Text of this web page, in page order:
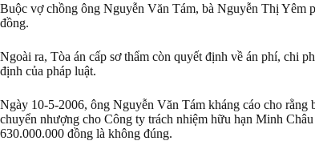
Buộc vợ chồng ông Nguyễn Văn Tám, bà Nguyễn Thị Yêm
đồng.
Ngoài ra, Tòa án cấp sơ thẩm còn quyết định về án phí, chi
định của pháp luật.
Ngày 10-5-2006, ông Nguyễn Văn Tám kháng cáo cho rằng
chuyển nhượng cho Công ty trách nhiệm hữu hạn Minh
630.000.000 đồng là không đúng.